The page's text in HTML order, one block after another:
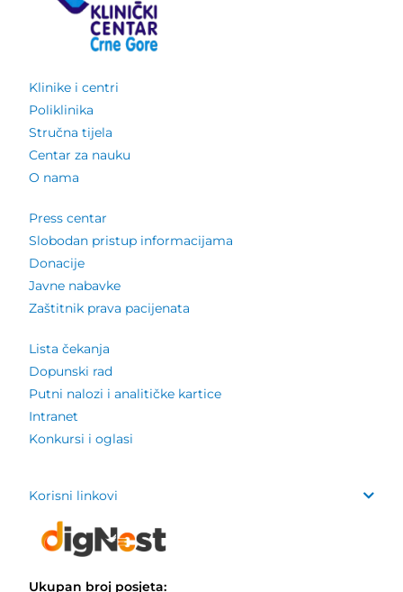
Klinike i centri
Poliklinika
Stručna tijela
Centar za nauku
O nama
Press centar
Slobodan pristup informacijama
Donacije
Javne nabavke
Zaštitnik prava pacijenata
Lista čekanja
Dopunski rad
Putni nalozi i analitičke kartice
Intranet
Konkursi i oglasi
Korisni linkovi
Ukupan broj posjeta: